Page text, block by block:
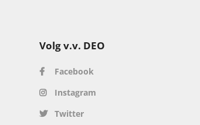
Volg v.v. DEO
Facebook
Instagram
Twitter